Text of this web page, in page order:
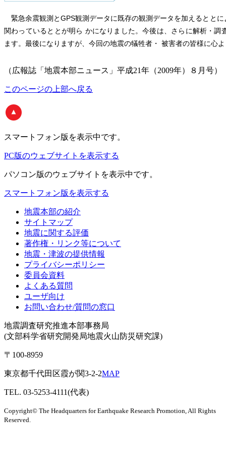
緊急余震観測とGPS観測データに既存の観測データを加えるとと
関わっているととが明ら かになりました。今後は、さらに解析・
ます。最後になりますが、今回の地震の犠牲者・ 被害者の皆様に心
（広報誌「地震本部ニュース」平成21年（2009年）８月号）
このページの上部へ戻る
スマートフォン版 を表示中です。
PC版のウェブサイトを表示する
パソコン版のウェブサイトを表示中です。
スマートフォン版を表示する
地震本部の紹介
サイトマップ
地震に関する評価
著作権・リンク等について
地震・津波の提供情報
プライバシーポリシー
委員会資料
よくある質問
ユーザ向け
お問い合わせ/質問の窓口
地震調査研究推進本部事務局
(文部科学省研究開発局地震火山防災研究課)
〒100-8959
東京都千代田区霞が関3-2-2MAP
TEL. 03-5253-4111(代表)
Copyright© The Headquarters for Earthquake Research Promotion, All Rights
Reserved.